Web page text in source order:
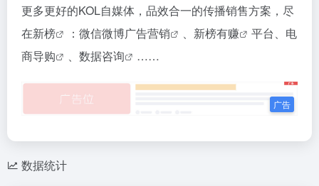
更多更好的KOL自媒体，品效合一的传播销售方案，尽
在新榜 ： 微信微博广告营销 新榜有赚 平台、 电
商导购
数据咨询 ……
数据统计